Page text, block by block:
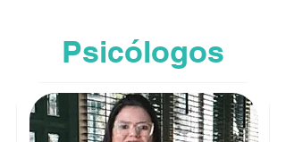
Psicólogos